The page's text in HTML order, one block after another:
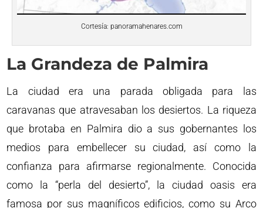
Cortesía: panoramahenares.com
La Grandeza de Palmira
La ciudad era una parada obligada para las
caravanas que atravesaban los desiertos. La riqueza
que brotaba en Palmira dio a sus gobernantes los
medios para embellecer su ciudad, así como la
confianza para afirmarse regionalmente. Conocida
como la “perla del desierto”, la ciudad oasis era
famosa por sus magníficos edificios, como su Arco